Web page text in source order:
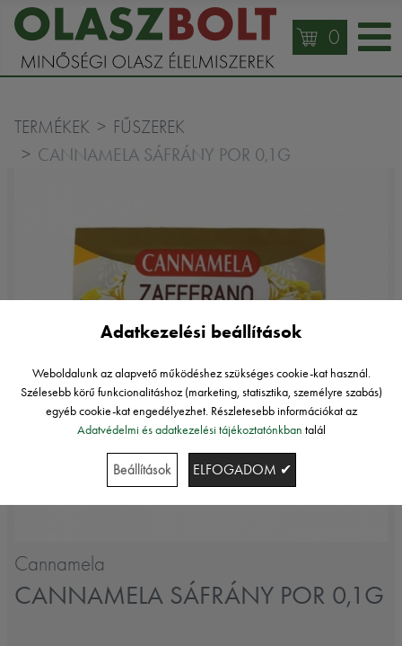
0
TERMÉKEK FŰSZEREK
CANNAMELA SÁFRÁNY POR 0,1G
Cannamela
CANNAMELA SÁFRÁNY POR 0,1G
Adatkezelési beállítások
Weboldalunk az alapvető működéshez szükséges cookie-kat használ.
Szélesebb körű funkcionalitáshoz (marketing, statisztika, személyre szabás)
egyéb cookie-kat engedélyezhet. Részletesebb információkat az
Adatvédelmi és adatkezelési tájékoztatónkban talál
Beállítások ELFOGADOM ✔